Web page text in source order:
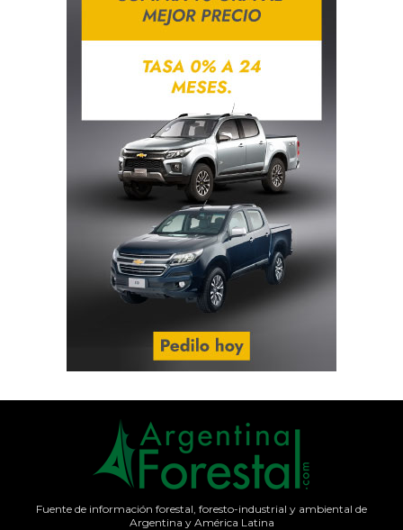
Fuente de información forestal, foresto-industrial y ambiental de
Argentina y América Latina